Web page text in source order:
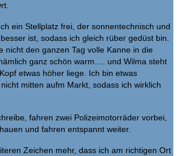
ein Stellplatz frei, der sonnentechnisch und
ist, sodass ich gleich rüber gedüst bin.
nicht den ganzen Tag volle Kanne in die
ganz schön warm…. und Wilma steht
etwas höher liege. Ich bin etwas
mitten aufm Markt, sodass ich wirklich
fahren zwei Polizeimotorräder vorbei,
und fahren entspannt weiter.
Zeichen mehr, dass ich am richtigen Ort